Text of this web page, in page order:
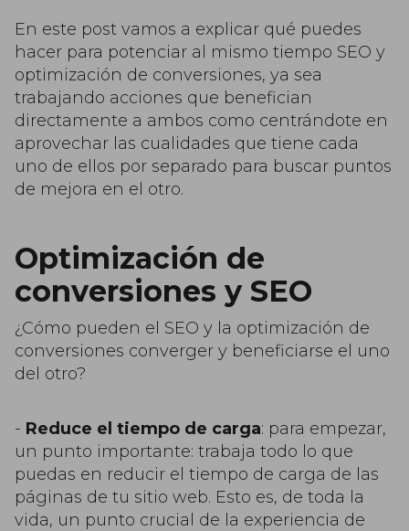
En este post vamos a explicar qué puedes
hacer para potenciar al mismo tiempo SEO y
optimización de conversiones, ya sea
trabajando acciones que benefician
directamente a ambos como centrándote en
aprovechar las cualidades que tiene cada
uno de ellos por separado para buscar puntos
de mejora en el otro.
Optimización de
conversiones y SEO
¿Cómo pueden el SEO y la optimización de
conversiones converger y beneficiarse el uno
del otro?
- Reduce el tiempo de carga: para empezar,
un punto importante: trabaja todo lo que
puedas en reducir el tiempo de carga de las
páginas de tu sitio web. Esto es, de toda la
vida, un punto crucial de la experiencia de